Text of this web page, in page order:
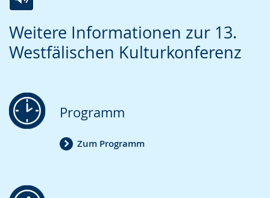
Weitere Informationen zur 13.
Westfälischen Kulturkonferenz
Leichten
Sprache
Audio-
Unterstützung.
Video
in
wird
angezeigt.
Programm
Zum Programm